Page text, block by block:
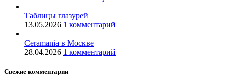
Таблицы глазурей
13.05.2026 1 комментарий
Ceramania в Москве
28.04.2026 1 комментарий
Свежие комментарии